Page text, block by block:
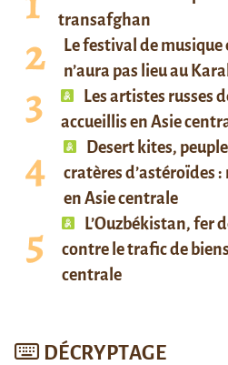
transafghan
Le festival de
n’aura pas lieu au
Les artistes russes
accueillis en Asie
Desert kites,
cratères d’astéroïdes
en Asie centrale
L’Ouzbékistan, fer
contre le trafic de
centrale
DÉCRYPTAGE